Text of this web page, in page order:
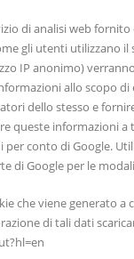
di analisi web
gli utenti utilizzano
IP anonimo)
allo scopo
dello stesso e
queste informazioni a
conto di Google.
di Google per le
che viene generato a
di tali dati